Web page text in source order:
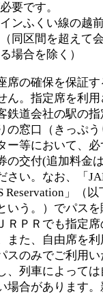
要です。
ンふくい線の越
同区間を超えて
場合を除く）
席の確保を保証
ん。指定席を利
鉄道会社の駅の指
の窓口（きっぷう
ー等において、
の交付(追加料金
さい。なお、「
Reservation」（以
いう。）でパスを
ＲＰＲでも指定
また、自由席を利
スのみでご利用い
、列車によって
場合があります